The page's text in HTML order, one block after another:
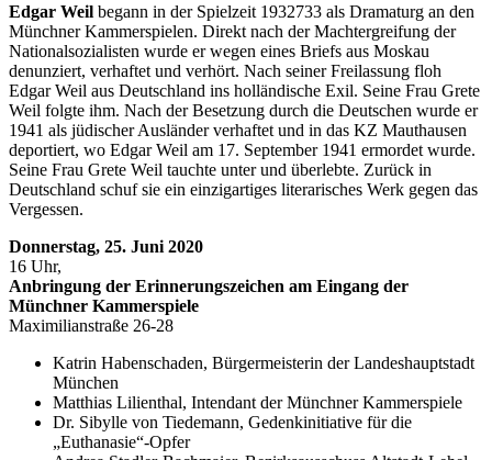
Edgar Weil begann in der Spielzeit 1932733 als Dramaturg an den
Münchner Kammerspielen. Direkt nach der Machtergreifung der
Nationalsozialisten wurde er wegen eines Briefs aus Moskau
denunziert, verhaftet und verhört. Nach seiner Freilassung floh
Edgar Weil aus Deutschland ins holländische Exil. Seine Frau Grete
Weil folgte ihm. Nach der Besetzung durch die Deutschen wurde er
1941 als jüdischer Ausländer verhaftet und in das KZ Mauthausen
deportiert, wo Edgar Weil am 17. September 1941 ermordet wurde.
Seine Frau Grete Weil tauchte unter und überlebte. Zurück in
Deutschland schuf sie ein einzigartiges literarisches Werk gegen das
Vergessen.
Donnerstag, 25. Juni 2020
16 Uhr,
Anbringung der Erinnerungszeichen am Eingang der
Münchner Kammerspiele
Maximilianstraße 26-28
Katrin Habenschaden, Bürgermeisterin der Landeshauptstadt
München
Matthias Lilienthal, Intendant der Münchner Kammerspiele
Dr. Sibylle von Tiedemann, Gedenkinitiative für die
„Euthanasie“-Opfer